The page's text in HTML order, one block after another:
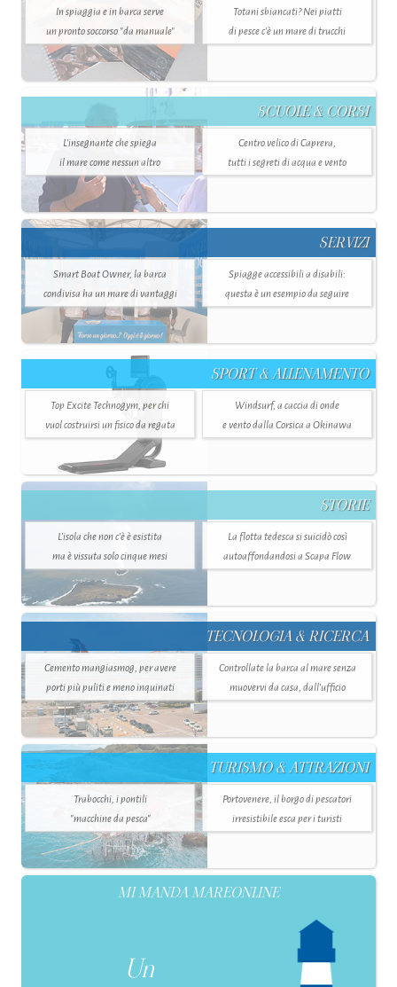
In spiaggia e in barca serve
un pronto soccorso "da manuale"
Totani sbiancati? Nei piatti
di pesce c'è un mare di trucchi
SCUOLE & CORSI
L'insegnante che spiega
il mare come nessun altro
Centro velico di Caprera,
tutti i segreti di acqua e vento
SERVIZI
Smart Boat Owner, la barca
condivisa ha un mare di vantaggi
Spiagge accessibili a disabili:
questa è un esempio da seguire
SPORT & ALLENAMENTO
Top Excite Technogym, per chi
vuol costruirsi un fisico da regata
Windsurf, a caccia di onde
e vento dalla Corsica a Okinawa
STORIE
L’isola che non c'è è esistita
ma è vissuta solo cinque mesi
La flotta tedesca si suicidò così
autoaffondandosi a Scapa Flow
TECNOLOGIA & RICERCA
Cemento mangiasmog, per avere
porti più puliti e meno inquinati
Controllate la barca al mare senza
muovervi da casa, dall’ufficio
TURISMO & ATTRAZIONI
Trabocchi, i pontili
"macchine da pesca"
Portovenere, il borgo di pescatori
irresistibile esca per i turisti
MI MANDA MAREONLINE
Un